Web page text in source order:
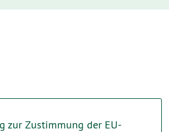
zur Zustimmung der EU-